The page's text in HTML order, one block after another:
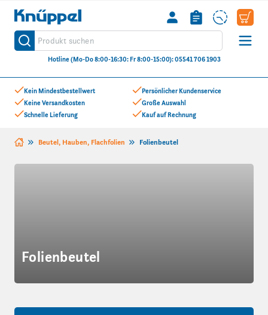
Kein Mindestbestellwert
Keine Versandkosten
Schnelle Lieferung
Persönlicher Kundenservice
Große Auswahl
Kauf auf Rechnung
Knüppel
Produkt suchen
Suche
Hotline (Mo-Do 8:00-16:30: Fr 8:00-15:00): 05541 706 1903
Zum Inhalt springen
Beutel, Hauben, Flachfolien Folienbeutel
Folienbeutel